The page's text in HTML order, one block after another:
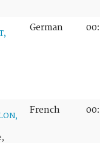
German
French